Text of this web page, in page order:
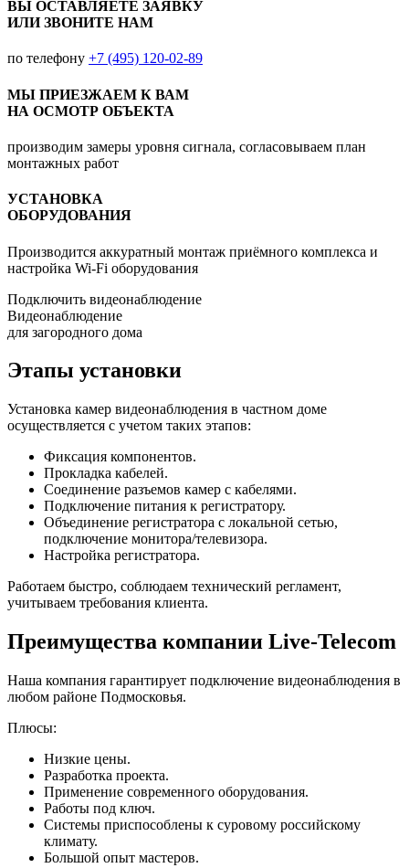
ВЫ ОСТАВЛЯЕТЕ ЗАЯВКУ
ИЛИ ЗВОНИТЕ НАМ
по телефону +7 (495) 120-02-89
МЫ ПРИЕЗЖАЕМ К ВАМ
НА ОСМОТР ОБЪЕКТА
производим замеры уровня сигнала, согласовываем план
монтажных работ
УСТАНОВКА
ОБОРУДОВАНИЯ
Производится аккуратный монтаж приёмного комплекса и
настройка Wi-Fi оборудования
Подключить видеонаблюдение
Видеонаблюдение
для загородного дома
Этапы установки
Установка камер видеонаблюдения в частном доме
осуществляется с учетом таких этапов:
Фиксация компонентов.
Прокладка кабелей.
Соединение разъемов камер с кабелями.
Подключение питания к регистратору.
Объединение регистратора с локальной сетью,
подключение монитора/телевизора.
Настройка регистратора.
Работаем быстро, соблюдаем технический регламент,
учитываем требования клиента.
Преимущества компании Live-Telecom
Наша компания гарантирует подключение видеонаблюдения в
любом районе Подмосковья.
Плюсы:
Низкие цены.
Разработка проекта.
Применение современного оборудования.
Работы под ключ.
Системы приспособлены к суровому российскому
климату.
Большой опыт мастеров.